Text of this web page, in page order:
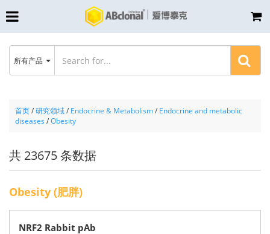
首页/研究领域/ Endocrine & Metabolism/ Endocrine and metabolic
diseases/Obesity
共 23675 条数据
Obesity (肥胖)
NRF2 Rabbit pAb
所有产品